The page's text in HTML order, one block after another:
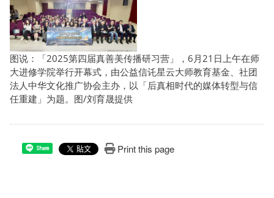
图说：「2025第四届真善美传播研习营」，6月21日上午在师
大进修学院举行开幕式，由公益信讬星云大师教育基金、社团
法人中华文化推广协会主办，以「后真相时代的媒体转型与信
任重建」为题。图/刘育晟提供
Share Print this page